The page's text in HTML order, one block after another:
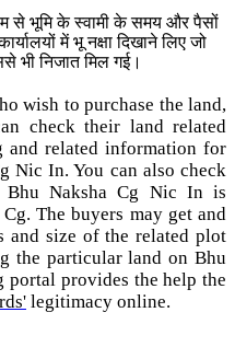
से भूमि के स्वामी के समय और पैसों
में भू नक्षा दिखाने लिए जो
भी निजात मिल गई।
wish to purchase the land,
check their land related
and related information for
Nic In. You can also check
Bhu Naksha Cg Nic In is
Cg.The buyers may get and
and size of the related plot
the particular land on Bhu
portal provides the help the
legitimacy online.